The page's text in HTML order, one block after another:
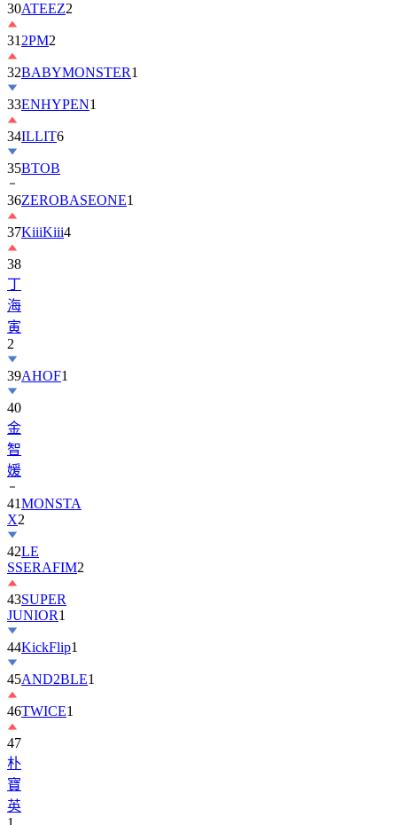
312PM2
32 BABYMONSTER
33ENHYPEN1
34ILLIT6
35BTOB
36ZEROBASEONE
37KiiiKiii4
38
丁
海
寅
2
39
40
金
智
媛
41
X
42LE
SSERAFIM
43SUPER
JUNIOR
44KickFlip
45AND2BLE
46TWICE1
47
朴
寶
英
1